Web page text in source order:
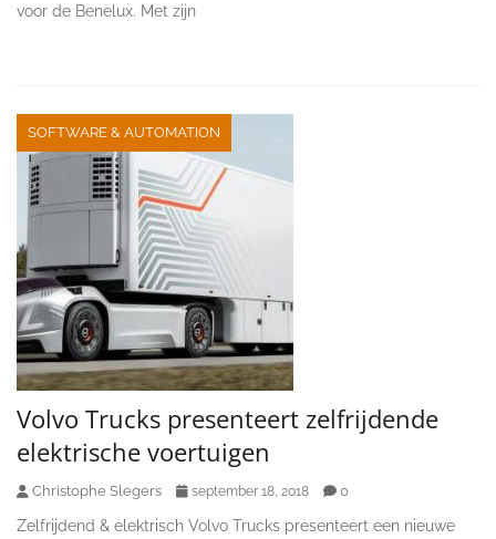
voor de Benelux. Met zijn
SOFTWARE & AUTOMATION
Volvo Trucks presenteert zelfrijdende
elektrische voertuigen
Christophe Slegers september 18, 2018 0
Zelfrijdend & elektrisch Volvo Trucks presenteert een nieuwe